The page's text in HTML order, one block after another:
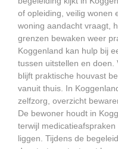
of opleiding, veilig wonen
woning aandacht vraagt,
grenzen bewaken weer
Koggenland kan hulp bij
tussen uitstellen en doen.
blijft praktische houvast
vanuit thuis. In
zelfzorg, overzicht
De bewoner houdt in
terwijl
liggen. Tijdens de